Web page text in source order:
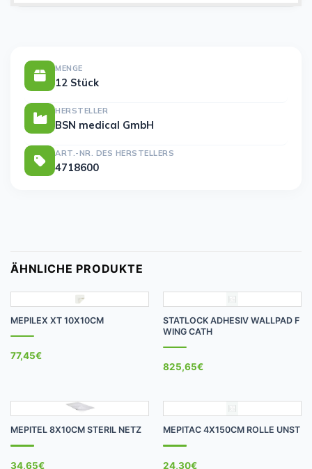
MENGE
12 Stück
HERSTELLER
BSN medical GmbH
ART.-NR. DES HERSTELLERS
4718600
ÄHNLICHE PRODUKTE
MEPILEX XT 10X10CM
77,45€
STATLOCK ADHESIV WALLPAD F
WING CATH
825,65€
MEPITEL 8X10CM STERIL NETZ
34,65€
MEPITAC 4X150CM ROLLE UNST
24,30€